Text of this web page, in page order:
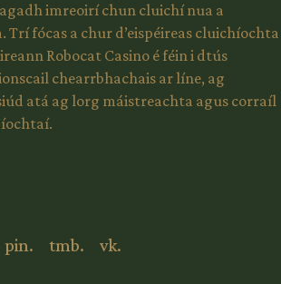
imreoirí chun cluichí nua a
fócas a chur d’eispéireas cluichíochta
Robocat Casino é féin i dtús
chearrbhachais ar líne, ag
atá ag lorg máistreachta agus corraíl
pin. tmb. vk.